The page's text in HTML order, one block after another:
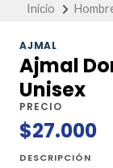
Inicio
AJMAL
Ajmal
Unisex
PRECIO
$27.000
DESCRIPCIÓN